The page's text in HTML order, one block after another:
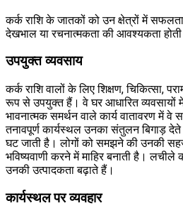
कर्क राशि के जातकों को उन क्षेत्रों में
देखभाल या रचनात्मकता की आवश्यकता
उपयुक्त व्यवसाय
कर्क राशि वालों के लिए शिक्षण, चिकित्सा,
रूप से उपयुक्त हैं। वे घर आधारित व्यवसायों में
भावनात्मक समर्थन वाले कार्य वातावरण में वे
तनावपूर्ण कार्यस्थल उनका संतुलन बिगाड़
घट जाती है। लोगों को समझने की उनकी
भविष्यवाणी करने में माहिर बनाती है। लचीले
उनकी उत्पादकता बढ़ाते हैं।
कार्यस्थल पर व्यवहार